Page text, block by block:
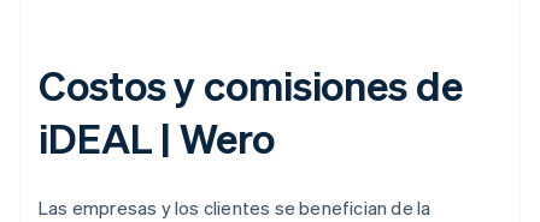
Costos y comisiones de
iDEAL | Wero
Las empresas y los clientes se benefician de la